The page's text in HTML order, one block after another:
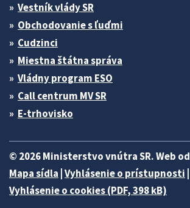
Vestník vlády SR
Obchodovanie s ľuďmi
Cudzinci
Miestna štátna správa
Vládny program ESO
Call centrum MV SR
E-trhovisko
© 2026 Ministerstvo vnútra SR. Web od
Mapa sídla Vyhlásenie o prístupnosti
Vyhlásenie o cookies (PDF, 398 kB)